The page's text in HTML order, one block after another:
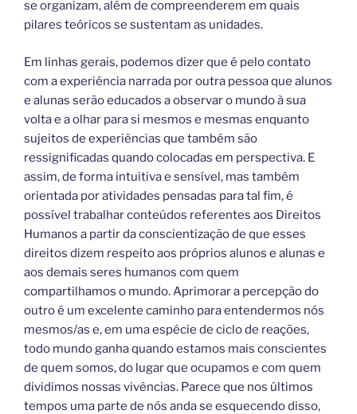
se organizam, além de compreenderem em quais
pilares teóricos se sustentam as unidades.
Em linhas gerais, podemos dizer que é pelo contato
com a experiência narrada por outra pessoa que alunos
e alunas serão educados a observar o mundo à sua
volta e a olhar para si mesmos e mesmas enquanto
sujeitos de experiências que também são
ressignificadas quando colocadas em perspectiva. E
assim, de forma intuitiva e sensível, mas também
orientada por atividades pensadas para tal fim, é
possível trabalhar conteúdos referentes aos Direitos
Humanos a partir da conscientização de que esses
direitos dizem respeito aos próprios alunos e alunas e
aos demais seres humanos com quem
compartilhamos o mundo. Aprimorar a percepção do
outro é um excelente caminho para entendermos nós
mesmos/as e, em uma espécie de ciclo de reações,
todo mundo ganha quando estamos mais conscientes
de quem somos, do lugar que ocupamos e com quem
dividimos nossas vivências. Parece que nos últimos
tempos uma parte de nós anda se esquecendo disso,